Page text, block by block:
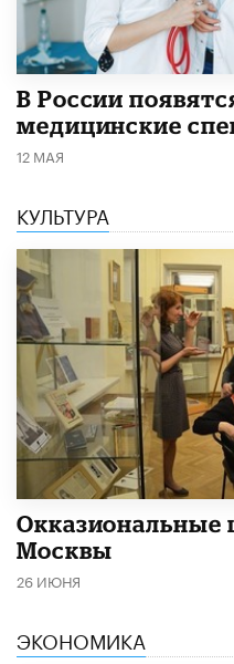
В России
медицинские
12 МАЯ
КУЛЬТУРА
Москвы
26 ИЮНЯ
ЭКОНОМИКА